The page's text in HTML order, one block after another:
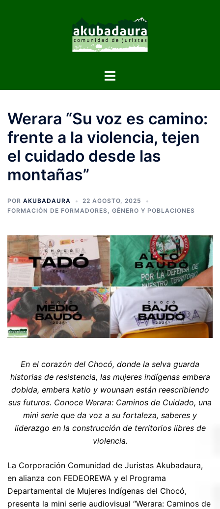
Werara “Su voz es camino:
frente a la violencia, tejen
el cuidado desde las
montañas”
POR AKUBADAURA
22 AGOSTO, 2025
FORMACIÓN DE FORMADORES, GÉNERO Y POBLACIONES
En el corazón del Chocó, donde la selva guarda
historias de resistencia, las mujeres indígenas embera
dobida, embera katio y wounaan están reescribiendo
sus futuros. Conoce Werara: Caminos de Cuidado, una
mini serie que da voz a su fortaleza, saberes y
liderazgo en la construcción de territorios libres de
violencia.
La Corporación Comunidad de Juristas Akubadaura,
en alianza con FEDEOREWA y el Programa
Departamental de Mujeres Indígenas del Chocó,
presenta la mini serie audiovisual “Werara: Caminos de